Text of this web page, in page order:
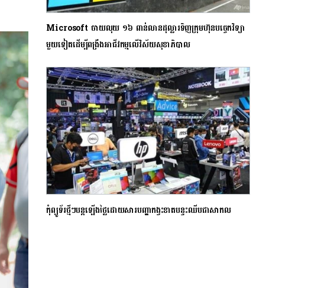
Microsoft ចាយលុយ ១៦ ពាន់លានដុល្លារទិញក្រុមហ៊ុនបច្ចេកវិទ្យា
មួយទៀតដើម្បីពង្រឹងអាជីវកម្មលើវិស័យសុខាភិបាល
កំុព្យូទ័រថ្មីៗបន្តឡើងថ្លៃដោយសារបញ្ហាកង្វះខាតបន្ទះឈីបជាសាកល